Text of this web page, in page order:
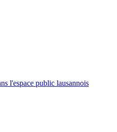
l'espace public lausannois